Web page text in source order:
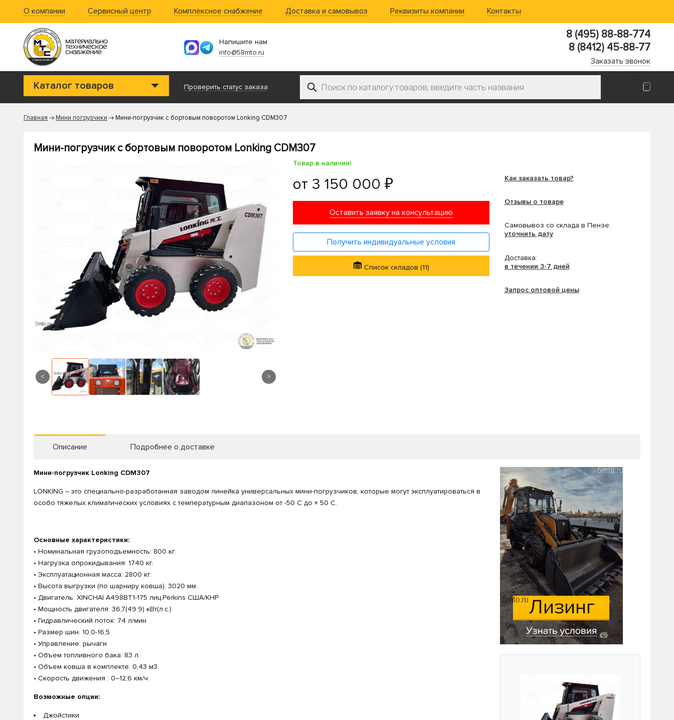
О компании Сервисный центр Комплексное снабжение Доставка и самовывоз Реквизиты компании Контакты
Напишите нам:
info@58mto.ru
8 (495) 88-88-774
8 (8412) 45-88-77
Заказать звонок
Каталог товаров Проверить статус заказа Поиск товаров
Главная Мини погрузчики Мини-погрузчик с бортовым поворотом Lonking CDM307
Мини-погрузчик с бортовым поворотом Lonking CDM307
< >
Товар в наличии!
от 3 150 000 ₽
Оставить заявку на консультацию
Получить индивидуальные условия
Список складов (11)
Как заказать товар?
Отзывы о товаре
Самовывоз со склада в Пензе:
уточнить дату
Доставка:
в течении 3-7 дней
Запрос оптовой цены
Описание Подробнее о доставке
Мини-погрузчик Lonking CDM307
LONKING – это специально-разработанная заводом линейка универсальных мини-погрузчиков, которые могут эксплуатироваться в
особо тяжелых климатических условиях с температурным диапазоном от -50 С до + 50 С.
Основные характеристики:
• Номинальная грузоподъемность: 800 кг.
• Нагрузка опрокидывания: 1740 кг.
• Эксплуатационная масса: 2800 кг.
• Высота выгрузки (по шарниру ковша): 3020 мм.
• Двигатель: XINCHAI A498BT1-175 лиц.Perkins США/КНР
• Мощность двигателя: 36,7(49.9) кВт(л.с.)
• Гидравлический поток: 74 л/мин
• Размер шин: 10,0-16,5
• Управление: рычаги
• Объем топливного бака: 83 л.
• Объем ковша в комплекте: 0,43 м3
• Скорость движения : 0–12,6 км/ч
Возможные опции:
Джойстики